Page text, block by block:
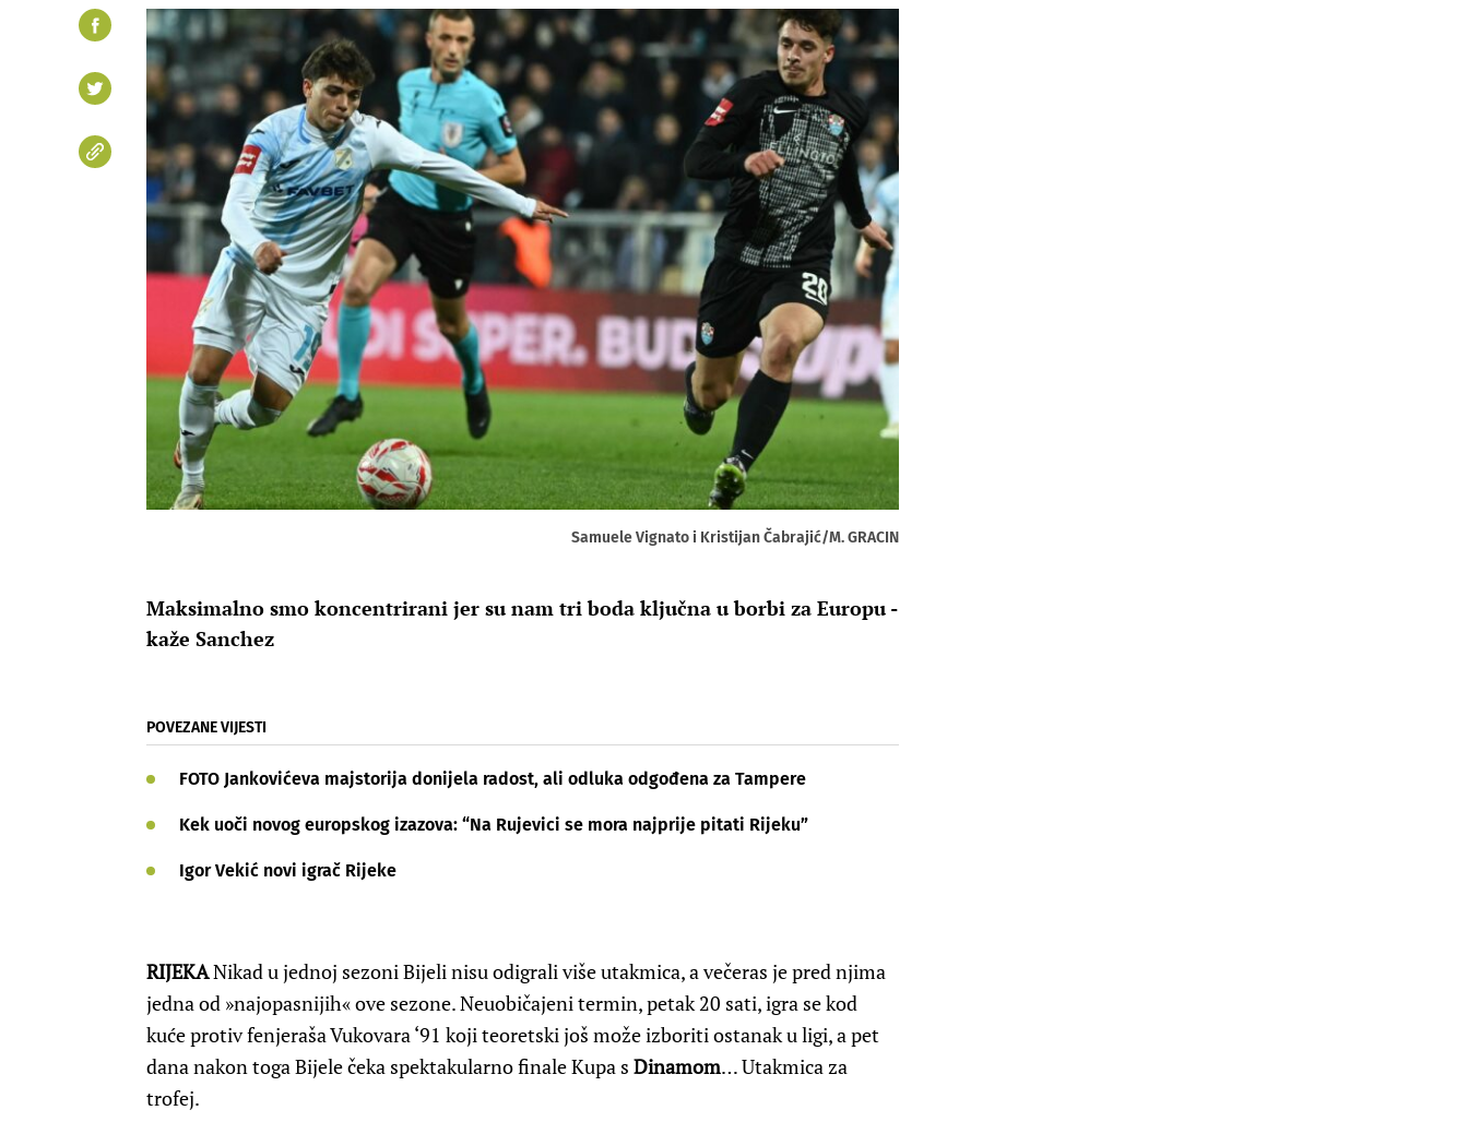
Samuele Vignato i Kristijan Čabrajić/M. GRACIN
Maksimalno smo koncentrirani jer su nam tri boda ključna u borbi za Europu -
kaže Sanchez
POVEZANE VIJESTI
FOTO Jankovićeva majstorija donijela radost, ali odluka odgođena za Tampere
Kek uoči novog europskog izazova: “Na Rujevici se mora najprije pitati Rijeku”
Igor Vekić novi igrač Rijeke
RIJEKANikad u jednoj sezoni Bijeli nisu odigrali više utakmica, a večeras je pred njima
jedna od »najopasnijih« ove sezone. Neuobičajeni termin, petak 20 sati, igra se kod
kuće protiv fenjeraša Vukovara ‘91 koji teoretski još može izboriti ostanak u ligi, a pet
dana nakon toga Bijele čeka spektakularno finale Kupa s Dinamom… Utakmica za
trofej.